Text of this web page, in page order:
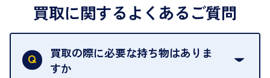
買取に関するよくあるご質問
買取の際に必要な持ち物はありま
すか